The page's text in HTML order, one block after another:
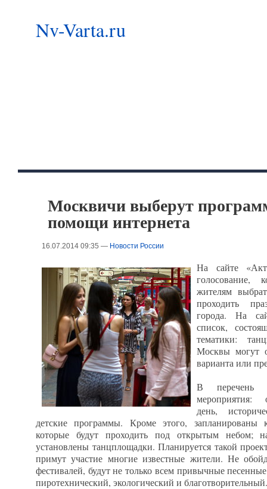
Nv-Varta.ru
Москвичи выберут
помощи интернета
16.07.2014 09:35 — Новости России
На сайте
голосование,
жителям
проходить
города. На
список,
тематики:
Москвы могут
варианта или
В перечень
мероприятия:
день,
детские программы. Кроме этого, запланированы
которые будут проходить под открытым небом;
установлены танцплощадки. Планируется такой
примут участие многие известные жители. Не
фестивалей, будут не только всем привычные
пиротехнический, экологический и благотворительный.